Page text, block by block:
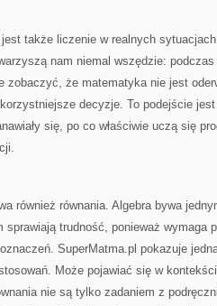
także liczenie w realnych
nam niemal wszędzie:
zobaczyć, że matematyka nie jest
decyzje. To podejście
się, po co właściwie uczą się
również równania. Algebra bywa
sprawiają trudność, ponieważ wymaga
SuperMatma.pl pokazuje
Może pojawiać się w
nie są tylko zadaniem z